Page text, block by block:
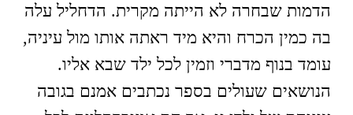
הדמות שבחרה לא הייתה מקרית. הדחליל עלה
בה כמין הכרח והיא מיד ראתה אותו מול עיניה,
עומד בנוף מדברי וזמין לכל ילד שבא אליו.
הנושאים שעולים בספר נכתבים אמנם בגובה